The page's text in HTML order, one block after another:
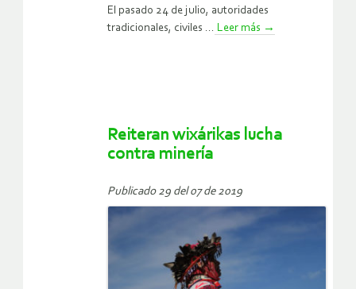
El pasado 24 de julio, autoridades
tradicionales, civiles ... Leer más →
Reiteran wixárikas lucha
contra minería
Publicado 29 del 07 de 2019